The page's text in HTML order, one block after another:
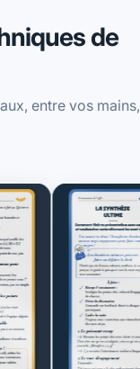
de
entre vos mains,